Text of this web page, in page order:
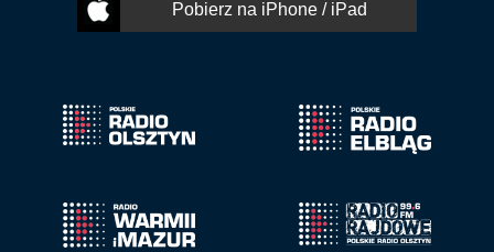
Pobierz na iPhone / iPad